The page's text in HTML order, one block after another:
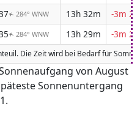
↑ 284° WNW 13h 32m
-3m
↑ 284° WNW 13h 29m -3m
Die Zeit wird bei Bedarf für
von August
Sonnenuntergang